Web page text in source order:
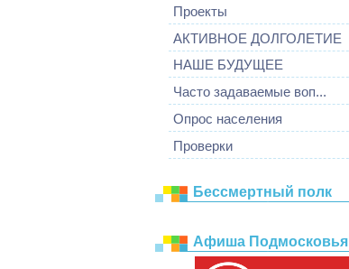
Проекты
АКТИВНОЕ ДОЛГОЛЕТИЕ
НАШЕ БУДУЩЕЕ
Часто задаваемые воп...
Опрос населения
Проверки
Бессмертный полк
Афиша Подмосковья